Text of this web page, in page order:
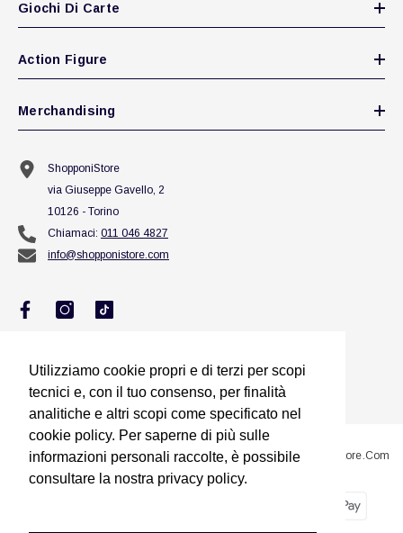
Utilizziamo cookie propri e di terzi per scopi
tecnici e, con il tuo consenso, per finalità
analitiche e altri scopi come specificato nel
cookie policy. Per saperne di più sulle
informazioni personali raccolte, è possibile
consultare la nostra privacy policy.
Utilizziamo cookie propri e di terzi per scopi
tecnici e, con il tuo consenso, per finalità
analitiche e altri scopi come specificato nel
cookie policy. Per saperne di più sulle
informazioni personali raccolte, è possibile
consultare la nostra privacy policy.
Giochi Di Carte
Action Figure
Merchandising
ShopponiStore
via Giuseppe Gavello, 2
10126 - Torino
Chiamaci: 011 046 4827
info@shopponistore.com
@2023 Sito Proprietà Di Squillario Jessica Titolare Di ShopponiStore.com